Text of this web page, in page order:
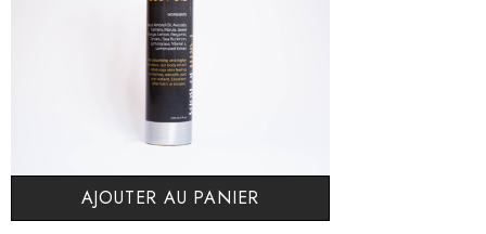
Mon Huile À Moi
AJOUTER AU PANIER